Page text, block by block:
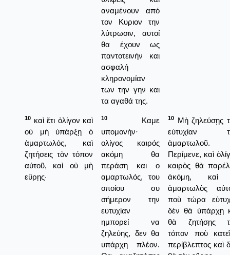
αναμένουν από
τον Κυριον την
λύτρωσιν, αυτοί
θα έχουν ως
παντοτεινήν και
ασφαλή
κληρονομίαν
των την γην και
τα αγαθά της.
10 καὶ ἔτι ὀλίγον καὶ
οὐ μὴ ὑπάρξῃ ὁ
ἁμαρτωλός, καὶ
ζητήσεις τὸν τόπον
αὐτοῦ, καὶ οὐ μὴ
εὕρῃς·
10
Καμε
υπομονήν·
ολίγος καιρός
ακόμη θα
περάση και ο
αμαρτωλός, του
οποίου συ
σήμερον την
ευτυχίαν
ημπορεί να
ζηλεύης, δεν θα
υπάρχη πλέον.
10
Μὴ ζηλεύσῃς
εὐτυχίαν
ἁμαρτωλοῦ.
Περίμενε, καὶ
καιρὸς θὰ
ἀκόμη, καὶ
ἁμαρτωλὸς
ποὺ τώρα
δὲν θὰ ὑπάρχῃ
θὰ ζητήσῃς
τόπον ποὺ
περίβλεπτος καὶ